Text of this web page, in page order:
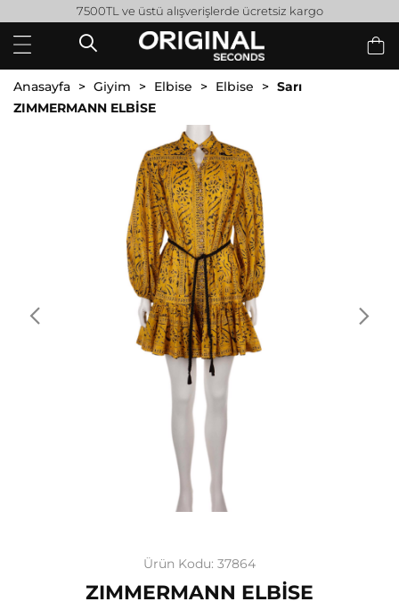
7500TL ve üstü alışverişlerde ücretsiz kargo
Anasayfa Giyim Elbise Elbise
Sarı
ZIMMERMANN ELBİSE
Ürün Kodu: 37864
ZIMMERMANN ELBİSE